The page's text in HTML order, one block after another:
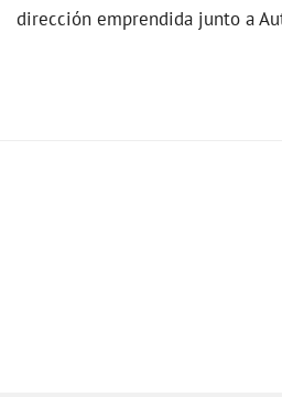
dirección emprendida junto a